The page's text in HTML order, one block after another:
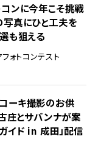
コンに今年こそ挑戦
写真にひと工夫を
も狙える
フォトコンテスト
ーキ撮影のお供
古庄とサバンナが案
イド in 成田」配信